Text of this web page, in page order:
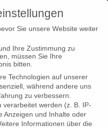
Titanic” wins at British
Sie unsere Website weiter
Ihre Zustimmung zu
müssen Sie Ihre
bitten.
Technologien auf unserer
während andere uns
zu verbessern.
verarbeitet werden (z. B. IP-
Anzeigen und Inhalte oder
Informationen über die